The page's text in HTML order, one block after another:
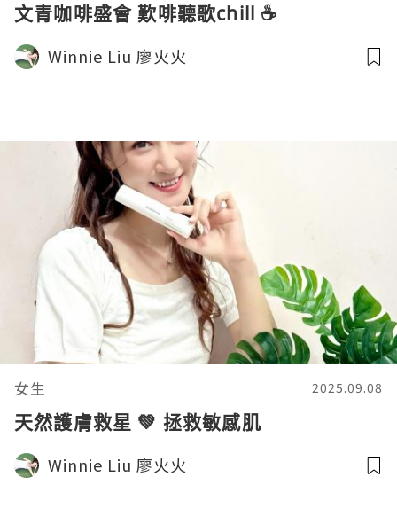
文青咖啡盛會 歎啡聽歌chill ☕
Winnie Liu 廖火火
女生 2025.09.08
天然護膚救星 💚 拯救敏感肌
Winnie Liu 廖火火